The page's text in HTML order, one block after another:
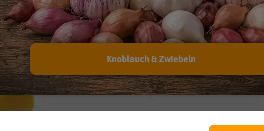
Artikelnummer:
0931-DS
EAN:
4017048109318
ca. 80 KornWie viel ist enthalten
Lycopersicon lycopersicum
Der botanische (lateinische)
Namen zur eindeutigen
Knoblauch & Zwiebeln